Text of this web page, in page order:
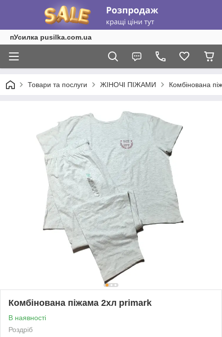
пУсилка pusilka.com.ua
Товари та послуги ЖІНОЧІ ПІЖАМИ Комбінована
Комбінована піжама 2хл primark
В наявності
Роздріб